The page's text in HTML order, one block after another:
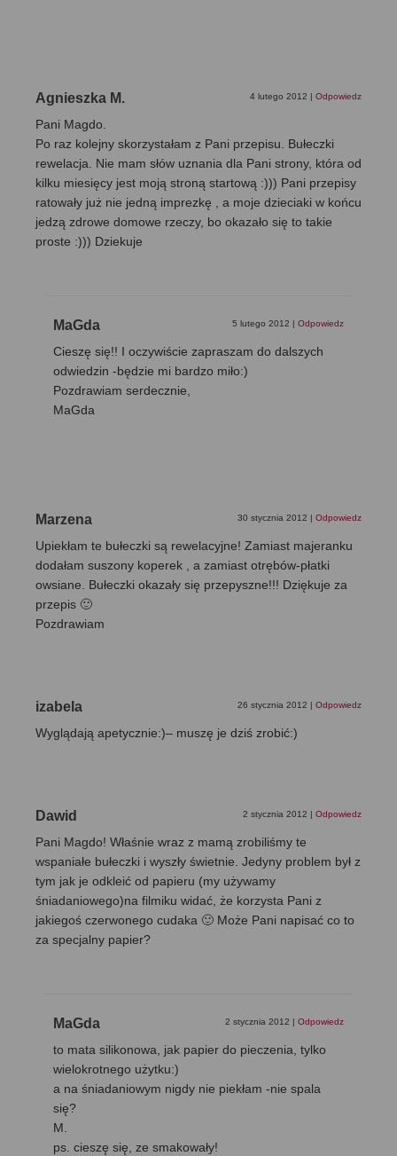
Agnieszka M. 4 lutego 2012 Odpowiedz
Pani Magdo.
Po raz kolejny skorzystałam z Pani przepisu. Bułeczki
rewelacja. Nie mam słów uznania dla Pani strony, która od
kilku miesięcy jest moją stroną startową :))) Pani przepisy
ratowały już nie jedną imprezkę , a moje dzieciaki w końcu
jedzą zdrowe domowe rzeczy, bo okazało się to takie
proste :))) Dziekuje
MaGda 5 lutego 2012 Odpowiedz
Cieszę się!! I oczywiście zapraszam do dalszych
odwiedzin -będzie mi bardzo miło:)
Pozdrawiam serdecznie,
MaGda
Marzena 30 stycznia 2012 Odpowiedz
Upiekłam te bułeczki są rewelacyjne! Zamiast majeranku
dodałam suszony koperek , a zamiast otrębów-płatki
owsiane. Bułeczki okazały się przepyszne!!! Dziękuje za
przepis 🙂
Pozdrawiam
izabela 26 stycznia 2012 Odpowiedz
Wyglądają apetycznie:)– muszę je dziś zrobić:)
Dawid 2 stycznia 2012 Odpowiedz
Pani Magdo! Właśnie wraz z mamą zrobiliśmy te
wspaniałe bułeczki i wyszły świetnie. Jedyny problem był z
tym jak je odkleić od papieru (my używamy
śniadaniowego)na filmiku widać, że korzysta Pani z
jakiegoś czerwonego cudaka 🙂 Może Pani napisać co to
za specjalny papier?
MaGda 2 stycznia 2012 Odpowiedz
to mata silikonowa, jak papier do pieczenia, tylko
wielokrotnego użytku:)
a na śniadaniowym nigdy nie piekłam -nie spala
się?
M.
ps. cieszę się, ze smakowały!